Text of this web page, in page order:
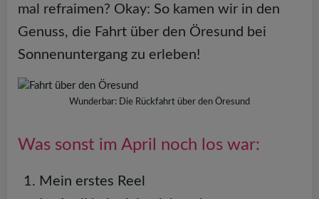
mal refraimen? Okay: So kamen wir in den
Genuss, die Fahrt über den Öresund bei
Sonnenuntergang zu erleben!
Wunderbar: Die Rückfahrt über den Öresund
Was sonst im April noch los war:
Mein erstes Reel